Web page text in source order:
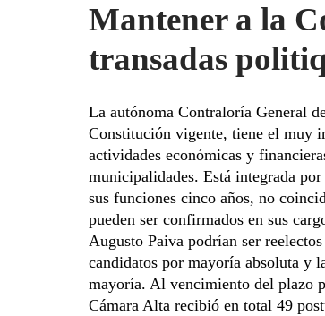
Mantener a la
transadas
La autónoma Contraloría General
Constitución vigente, tiene el muy
actividades económicas y
municipalidades. Está integrada
sus funciones cinco años, no
pueden ser confirmados en sus
Augusto Paiva podrían ser
candidatos por mayoría absoluta y
mayoría. Al vencimiento del plazo
Cámara Alta recibió en total 49